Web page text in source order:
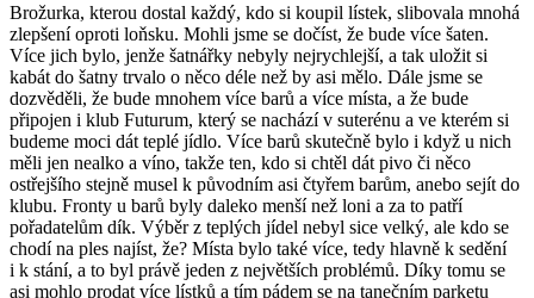
Brožurka, kterou dostal každý, kdo si koupil lístek, slibovala mnohá
zlepšení oproti loňsku. Mohli jsme se dočíst, že bude více šaten.
Více jich bylo, jenže šatnářky nebyly nejrychlejší, a tak uložit si
kabát do šatny trvalo o něco déle než by asi mělo. Dále jsme se
dozvěděli, že bude mnohem více barů a více místa, a že bude
připojen i klub Futurum, který se nachází v suterénu a ve kterém si
budeme moci dát teplé jídlo. Více barů skutečně bylo i když u nich
měli jen nealko a víno, takže ten, kdo si chtěl dát pivo či něco
ostřejšího stejně musel k původním asi čtyřem barům, anebo sejít do
klubu. Fronty u barů byly daleko menší než loni a za to patří
pořadatelům dík. Výběr z teplých jídel nebyl sice velký, ale kdo se
chodí na ples najíst, že? Místa bylo také více, tedy hlavně k sedění
i k stání, a to byl právě jeden z největších problémů. Díky tomu se
asi mohlo prodat více lístků a tím pádem se na tanečním parketu